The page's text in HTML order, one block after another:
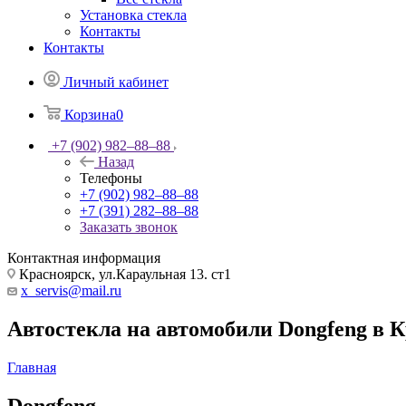
Установка стекла
Контакты
Контакты
Личный кабинет
Корзина0
+7 (902) 982‒88‒88
Назад
Телефоны
+7 (902) 982‒88‒88
+7 (391) 282‒88‒88
Заказать звонок
Контактная информация
Красноярск, ул.Караульная 13. ст1
x_servis@mail.ru
Автостекла на автомобили Dongfeng в
Главная